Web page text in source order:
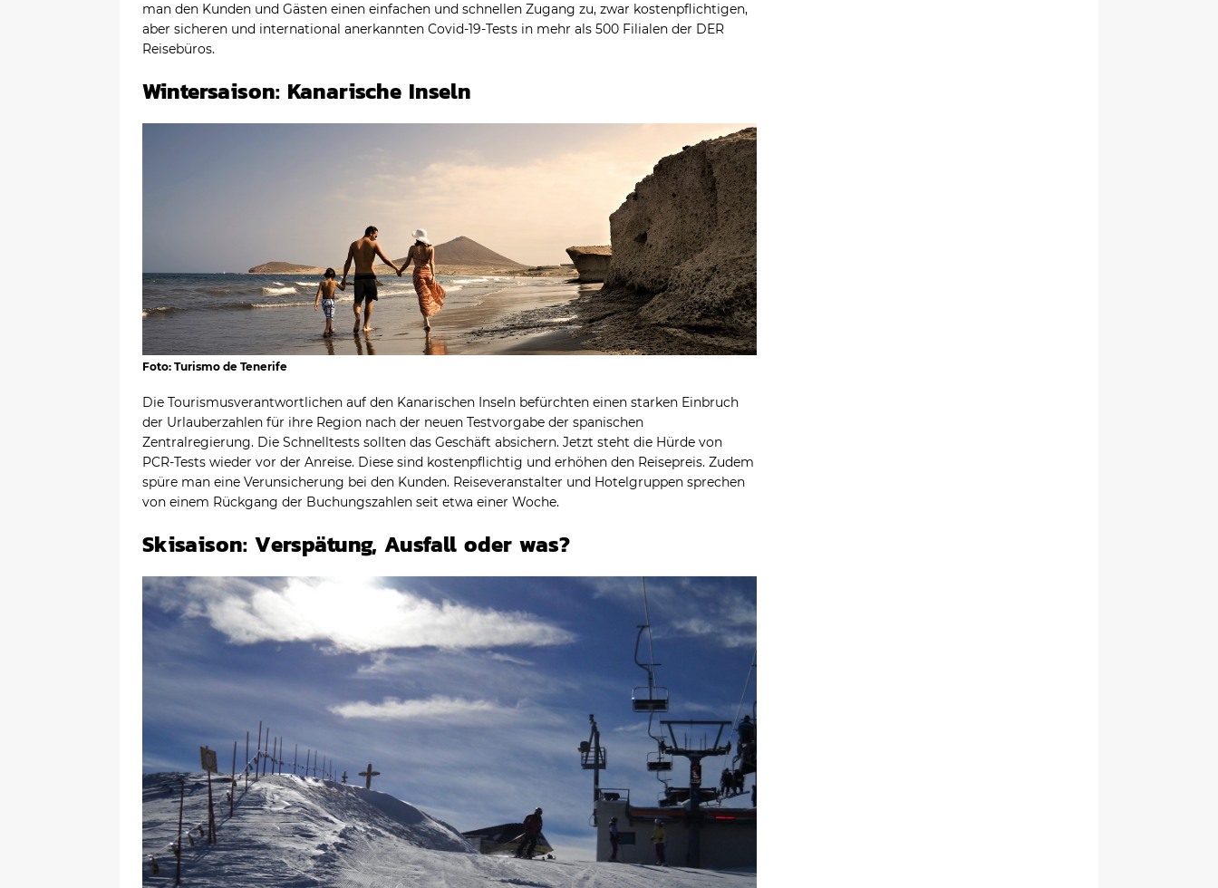
man den Kunden und Gästen einen einfachen und schnellen Zugang zu, zwar kostenpflichtigen,
aber sicheren und international anerkannten Covid-19-Tests in mehr als 500 Filialen der DER
Reisebüros.
Wintersaison: Kanarische Inseln
Foto: Turismo de Tenerife
Die Tourismusverantwortlichen auf den Kanarischen Inseln befürchten einen starken Einbruch
der Urlauberzahlen für ihre Region nach der neuen Testvorgabe der spanischen
Zentralregierung. Die Schnelltests sollten das Geschäft absichern. Jetzt steht die Hürde von
PCR-Tests wieder vor der Anreise. Diese sind kostenpflichtig und erhöhen den Reisepreis. Zudem
spüre man eine Verunsicherung bei den Kunden. Reiseveranstalter und Hotelgruppen sprechen
von einem Rückgang der Buchungszahlen seit etwa einer Woche.
Skisaison: Verspätung, Ausfall oder was?